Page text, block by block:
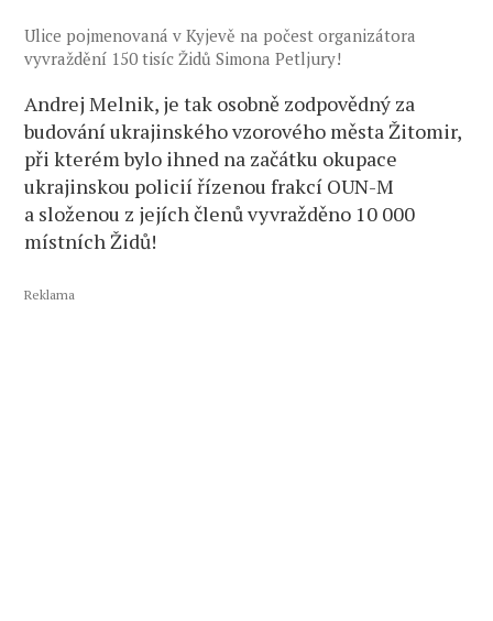
Ulice pojmenovaná v Kyjevě na počest organizátora
vyvraždění 150 tisíc Židů Simona Petljury!
Andrej Melnik, je tak osobně zodpovědný za
budování ukrajinského vzorového města Žitomir,
při kterém bylo ihned na začátku okupace
ukrajinskou policií řízenou frakcí OUN-M
a složenou z jejích členů vyvražděno 10 000
místních Židů!
Reklama